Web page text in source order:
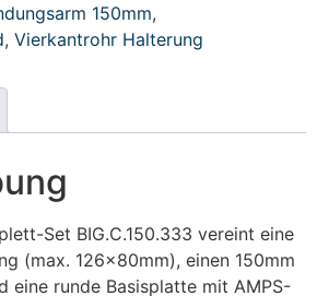
150mm,
, Vierkantrohr Halterung
Set BIG.C.150.333 vereint eine
(max. 126x80mm), einen 150mm
eine runde Basisplatte mit AMPS-